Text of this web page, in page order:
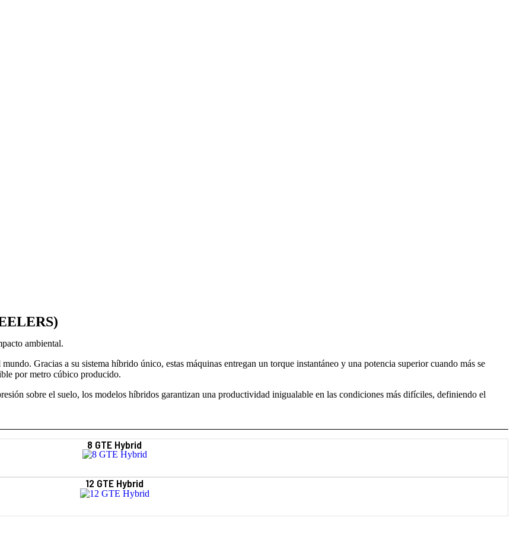
ambiental.
Gracias a su sistema híbrido único, estas máquinas entregan un torque instantáneo y una potencia superior cuando más se
por metro cúbico producido.
sobre el suelo, los modelos híbridos garantizan una productividad inigualable en las condiciones más difíciles, definiendo el
8 GTE Hybrid
12 GTE Hybrid